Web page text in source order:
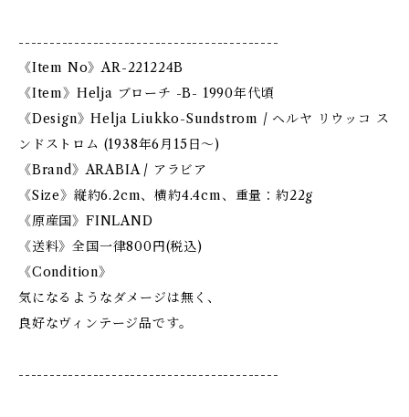
------------------------------------------
《Item No》AR-221224B
《Item》Helja ブローチ -B- 1990年代頃
《Design》Helja Liukko-Sundstrom / ヘルヤ リウッコ ス
ンドストロム (1938年6月15日〜)
《Brand》ARABIA / アラビア
《Size》縦約6.2cm、横約4.4cm、重量：約22g
《原産国》FINLAND
《送料》全国一律800円(税込)
《Condition》
気になるようなダメージは無く、
良好なヴィンテージ品です。
------------------------------------------